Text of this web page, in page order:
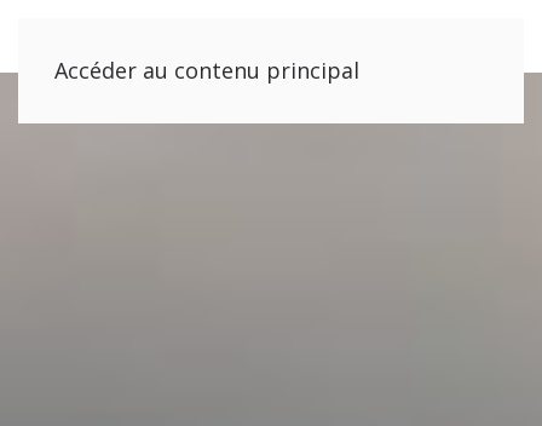
Accéder au contenu principal